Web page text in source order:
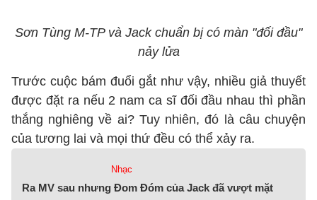
Sơn Tùng M-TP và Jack chuẩn bị có màn "đối đầu"
nảy lửa
Trước cuộc bám đuổi gắt như vậy, nhiều giả thuyết
được đặt ra nếu 2 nam ca sĩ đối đầu nhau thì phần
thắng nghiêng về ai? Tuy nhiên, đó là câu chuyện
của tương lai và mọi thứ đều có thể xảy ra.
Nhạc
Ra MV sau nhưng Đom Đóm của Jack đã vượt mặt